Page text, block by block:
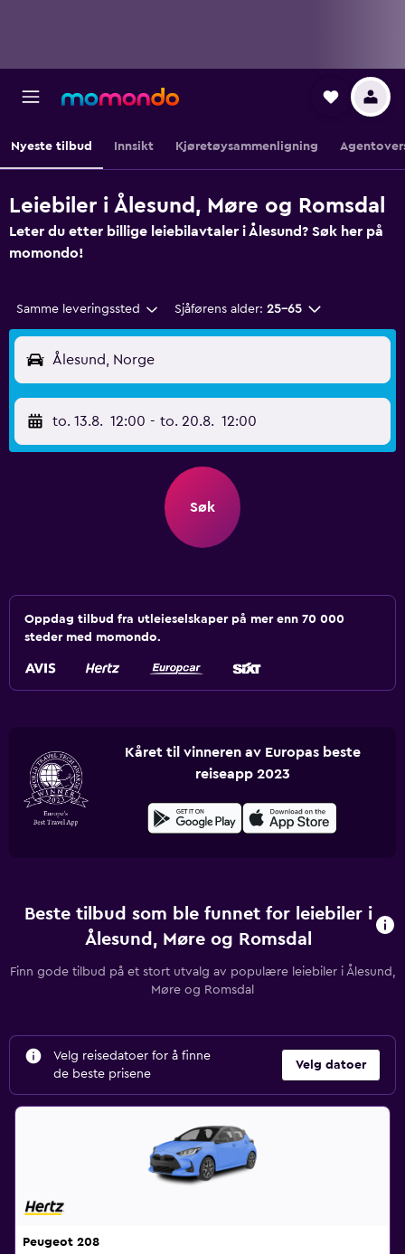
Nyeste tilbud Innsikt Kjøretøysammenligning
Leiebiler i Ålesund, Møre og Romsdal
Leter du etter billige leiebilavtaler i Ålesund? Søk her på
momondo!
Samme leveringssted Sjåførens alder: 25–65
Ålesund, Norge
to. 13.8. 12:00 - to. 20.8. 12:00
Søk
Oppdag tilbud fra utleieselskaper på mer enn 70 000
steder med momondo.
Kåret til vinneren av Europas beste
reiseapp 2023
Beste tilbud som ble funnet for leiebiler i
Ålesund, Møre og Romsdal
Finn gode tilbud på et stort utvalg av populære leiebiler i Ålesund,
Møre og Romsdal
Velg reisedatoer for å finne
de beste prisene
Velg datoer
Peugeot 208